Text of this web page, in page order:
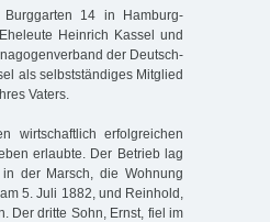
14 in Hamburg-
Heinrich Kassel und
der Deutsch-
als selbstständiges Mitglied
Vaters.
wirtschaftlich erfolgreichen
erlaubte. Der Betrieb lag
der Marsch, die Wohnung
5. Juli 1882, und Reinhold,
Der dritte Sohn, Ernst, fiel im